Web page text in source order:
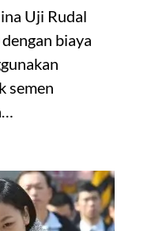
Uji Rudal
biaya
semen